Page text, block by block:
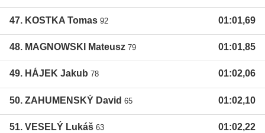
47. KOSTKA Tomas 92 01:01,69
48. MAGNOWSKI Mateusz 79 01:01,85
49. HÁJEK Jakub 78 01:02,06
50. ZAHUMENSKÝ David 65 01:02,10
51. VESELÝ Lukáš 63 01:02,22